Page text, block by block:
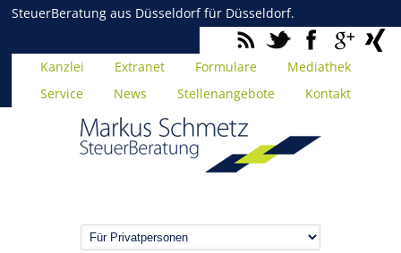
SteuerBeratung aus Düsseldorf für Düsseldorf.
Kanzlei Extranet Formulare
Mediathek
Service
News Stellenangebote Kontakt